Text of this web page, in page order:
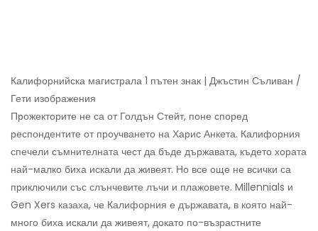
Калифорнийска магистрала 1 пътен знак | Джъстин Съливан /
Гети изображения
Прожекторите не са от Голдън Стейт, поне според
респондентите от проучването на Харис Анкета. Калифорния
спечели съмнителната чест да бъде държавата, където хората
най-малко биха искали да живеят. Но все още не всички са
приключили със слънчевите лъчи и плажовете. Millennials и
Gen Xers казаха, че Калифорния е държавата, в която най-
много биха искали да живеят, докато по-възрастните